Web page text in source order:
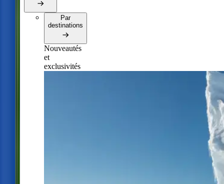
Par
destinations
Nouveautés
et
exclusivités